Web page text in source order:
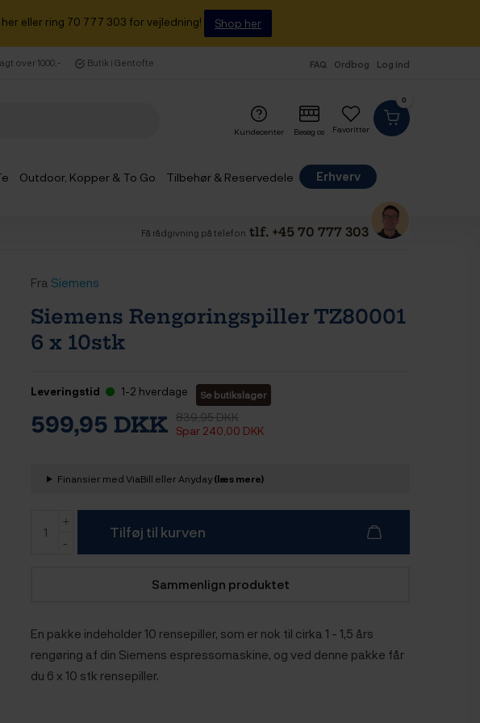
eller ring 70 777 303 for vejledning! Shop her
over 1000,- Butik i Gentofte FAQ Ordbog Log ind
0
Favoritter
Kundecenter Besøg os
Outdoor, Kopper & To Go Tilbehør & Reservedele
Erhverv
Få rådgivning på telefon tlf. +45 70 777 303
Fra Siemens
Siemens Rengøringspiller TZ80001
6 x 10stk
Leveringstid 1-2 hverdage Se butikslager
599,95 DKK 839,95 DKK
Spar 240,00 DKK
Finansier med ViaBill eller Anyday(læs mere)
Tilføj til kurven
Sammenlign produktet
En pakke indeholder 10 rensepiller, som er nok til cirka 1 - 1,5 års
rengøring af din Siemens espressomaskine, og ved denne pakke får
du 6 x 10 stk rensepiller.